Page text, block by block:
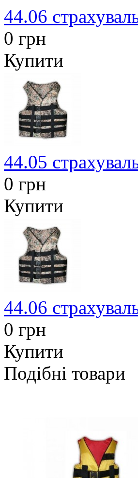
44.06
0 грн
Купити
44.05
0 грн
Купити
44.06
0 грн
Купити
Подібні товари